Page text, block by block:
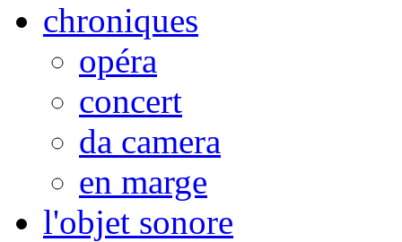
chroniques
opéra
concert
da camera
en marge
l'objet sonore